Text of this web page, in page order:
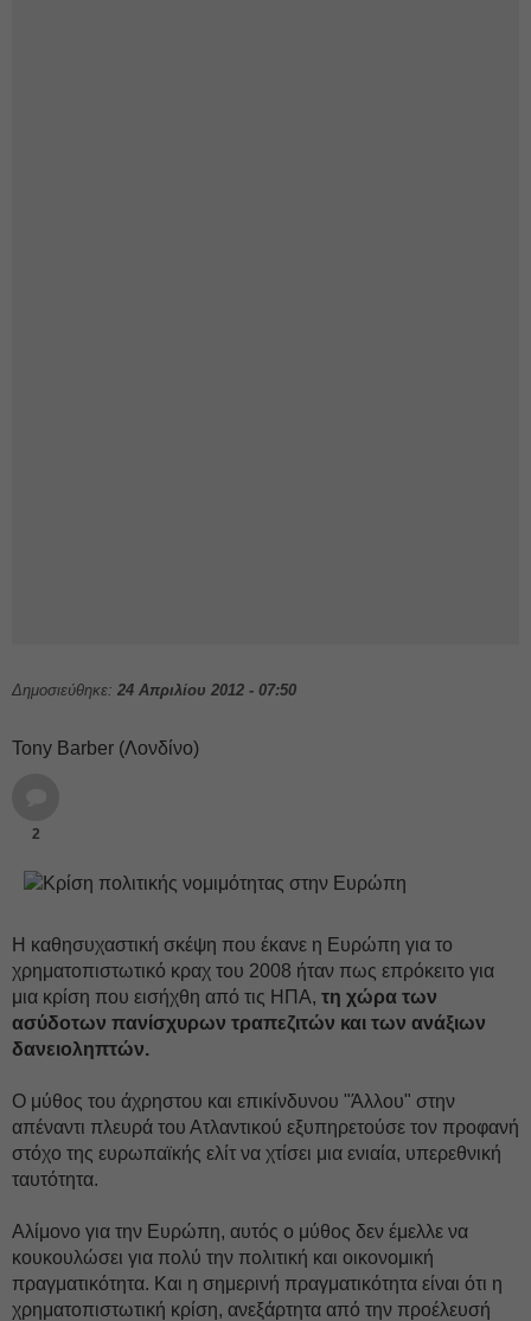
Δημοσιεύθηκε: 24 Απριλίου 2012 - 07:50
Tony Barber (Λονδίνο)
2
Η καθησυχαστική σκέψη που έκανε η Ευρώπη για το
χρηματοπιστωτικό κραχ του 2008 ήταν πως επρόκειτο για
μια κρίση που εισήχθη από τις ΗΠΑ, τη χώρα των
ασύδοτων πανίσχυρων τραπεζιτών και των ανάξιων
δανειοληπτών.
Ο μύθος του άχρηστου και επικίνδυνου "Άλλου" στην
απέναντι πλευρά του Ατλαντικού εξυπηρετούσε τον προφανή
στόχο της ευρωπαϊκής ελίτ να χτίσει μια ενιαία, υπερεθνική
ταυτότητα.
Αλίμονο για την Ευρώπη, αυτός ο μύθος δεν έμελλε να
κουκουλώσει για πολύ την πολιτική και οικονομική
πραγματικότητα. Και η σημερινή πραγματικότητα είναι ότι η
χρηματοπιστωτική κρίση, ανεξάρτητα από την προέλευσή